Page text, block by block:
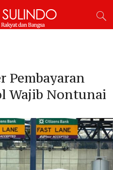
Pembayaran
Wajib Nontunai